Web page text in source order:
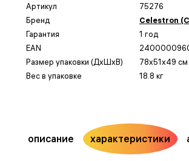
Артикул
75276
Бренд
Celestron
Гарантия
1 год
EAN
Размер упаковки (ДxШxВ)
78x51x49 см
Вес в упаковке
18.8 кг
описание характеристики